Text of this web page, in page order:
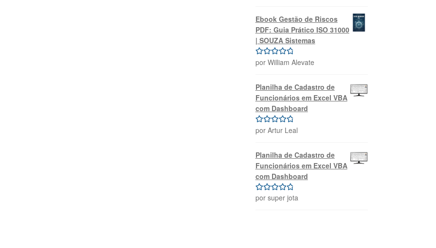
Ebook Gestão de Riscos
PDF: Guia Prático ISO 31000
| SOUZA Sistemas
Avaliação5
por William Alevate
Planilha de Cadastro de
Funcionários em Excel VBA
com Dashboard
Avaliação 5
por Artur Leal
Planilha de Cadastro de
Funcionários em Excel VBA
com Dashboard
Avaliação5
por super jota